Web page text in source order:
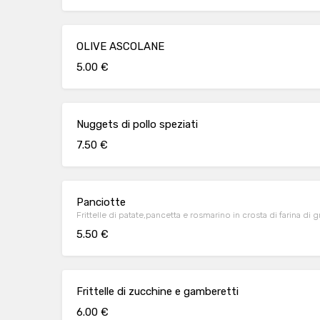
OLIVE ASCOLANE
5.00 €
Nuggets di pollo speziati
7.50 €
Panciotte
Frittelle di patate,pancetta e rosmarino in crosta di farina di
5.50 €
Frittelle di zucchine e gamberetti
6.00 €